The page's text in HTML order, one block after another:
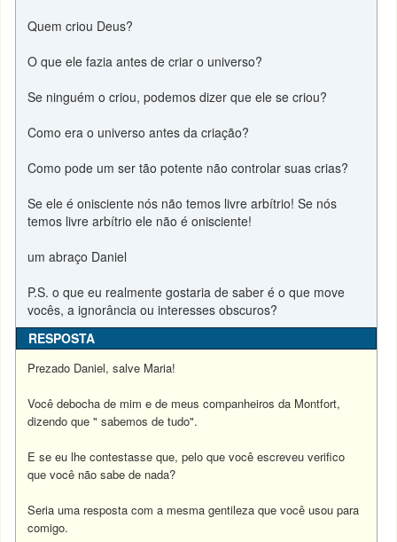
Quem criou Deus?
O que ele fazia antes de criar o universo?
Se ninguém o criou, podemos dizer que ele se criou?
Como era o universo antes da criação?
Como pode um ser tão potente não controlar suas crias?
Se ele é onisciente nós não temos livre arbítrio! Se nós
temos livre arbítrio ele não é onisciente!
um abraço Daniel
P.S. o que eu realmente gostaria de saber é o que move
vocês, a ignorância ou interesses obscuros?
RESPOSTA
Prezado Daniel, salve Maria!
Você debocha de mim e de meus companheiros da Montfort,
dizendo que " sabemos de tudo".
E se eu lhe contestasse que, pelo que você escreveu verifico
que você não sabe de nada?
Seria uma resposta com a mesma gentileza que você usou para
comigo.